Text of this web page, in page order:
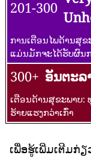
201-300
ການເຕືອນໄພດ້ານສຸ
ແມ່ນມັກຈະໄດ້ຮັບຜົນ
300+ ອັນຕະລ
ເຕືອນດ້ານສຸຂະພາບ:
ຮ້າຍແຮງກວ່າເກົ່າ
ເພື່ອຮູ້ເພີ່ມເຕີມກ່